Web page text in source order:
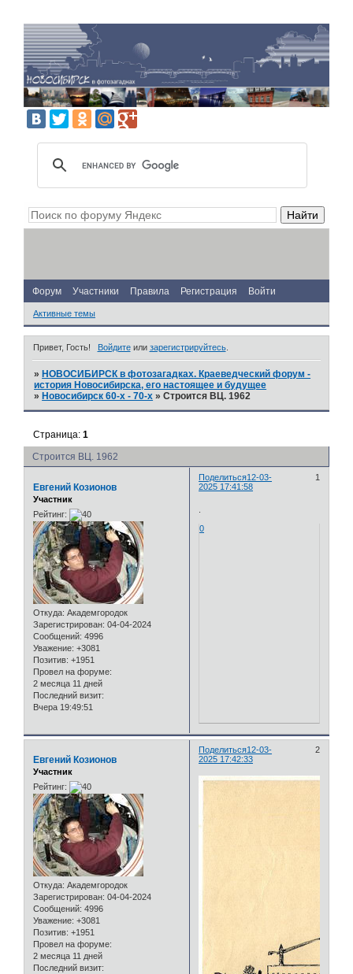
Форум Участники Правила Регистрация Войти
Активные темы
Привет, Гость! Войдитеили зарегистрируйтесь.
» НОВОСИБИРСК в фотозагадках. Краеведческий форум -
история Новосибирска, его настоящее и будущее
» Новосибирск 60-х - 70-х »Строится ВЦ. 1962
Строится ВЦ. 1962
Страница:1
Поделиться 1
12-03-
2025 17:41:58
Евгений Козионов
Участник
Рейтинг:
Откуда: Академгородок
Зарегистрирован: 04-04-2024
Сообщений: 4996
Уважение: +3081
Позитив: +1951
Провел на форуме:
2 месяца 11 дней
Последний визит:
Вчера 19:49:51
0
Поделиться 2
12-03-
2025 17:42:33
Евгений Козионов
Участник
Рейтинг:
Откуда: Академгородок
Зарегистрирован: 04-04-2024
Сообщений: 4996
Уважение: +3081
Позитив: +1951
Провел на форуме:
2 месяца 11 дней
Последний визит: